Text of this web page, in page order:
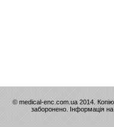
© medical-enc.com.ua 2014.
заборонено. Інформація